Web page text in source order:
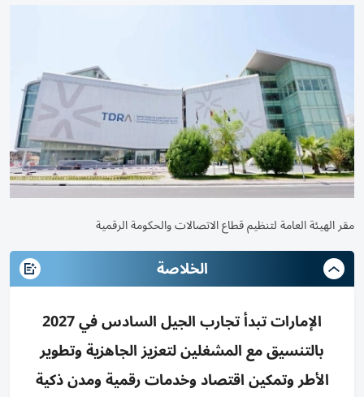
مقر الهيئة العامة لتنظيم قطاع الاتصالات والحكومة الرقمية
الخلاصة
الإمارات تبدأ تجارب الجيل السادس في 2027
بالتنسيق مع المشغلين لتعزيز الجاهزية وتطوير
الأطر وتمكين اقتصاد وخدمات رقمية ومدن ذكية